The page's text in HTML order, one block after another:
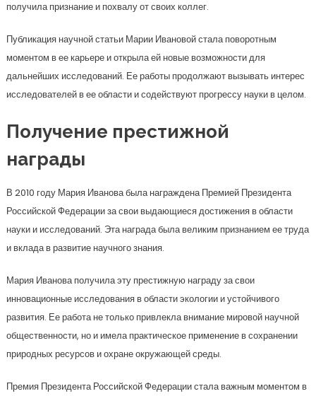
получила признание и похвалу от своих коллег.
Публикация научной статьи Марии Ивановой стала поворотным
моментом в ее карьере и открыла ей новые возможности для
дальнейших исследований. Ее работы продолжают вызывать интерес
исследователей в ее области и содействуют прогрессу науки в целом.
Получение престижной
награды
В 2010 году Мария Иванова была награждена Премией Президента
Российской Федерации за свои выдающиеся достижения в области
науки и исследований. Эта награда была великим признанием ее труда
и вклада в развитие научного знания.
Мария Иванова получила эту престижную награду за свои
инновационные исследования в области экологии и устойчивого
развития. Ее работа не только привлекла внимание мировой научной
общественности, но и имела практическое применение в сохранении
природных ресурсов и охране окружающей среды.
Премия Президента Российской Федерации стала важным моментом в